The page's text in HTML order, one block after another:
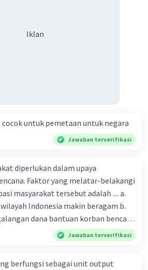
Iklan
untuk pemetaan untuk negara
Jawaban terverifikasi
diperlukan dalam upaya
Faktor yang melatar-belakangi
masyarakat tersebut adalah .... a.
Indonesia makin beragam b.
dana bantuan korban bencana
pendidikan kebencanaan
masih rendah d. masyarakat
Jawaban terverifikasi
berfungsi sebagai unit output